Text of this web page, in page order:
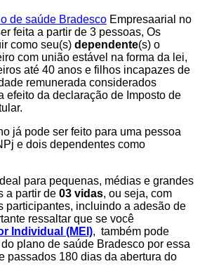
de saúde Bradesco Empresaarial no
feita a partir de 3 pessoas, Os
como seu(s) dependente(s) o
com união estável na forma da lei,
até 40 anos e filhos incapazes de
remunerada considerados
efeito da declaração de Imposto de
já pode ser feito para uma pessoa
e dois dependentes como
para pequenas, médias e grandes
a partir de 03 vidas, ou seja, com
participantes, incluindo a adesão de
ressaltar que se você
Individual (MEI), também pode
plano de saúde Bradesco por essa
passados 180 dias da abertura do